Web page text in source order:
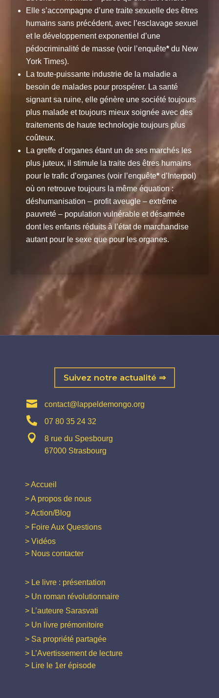
Elle s’accompagne d’une traite sexuelle des êtres
humains sans précédent, avec l’esclavage sexuel
et le développement exponentiel d’une
pédocriminalité de masse (voir l’enquête* du New
York Times).
La toute-puissante industrie de la maladie a
besoin de malades pour prospérer. La santé
signant sa ruine, elle génère une société toujours
plus malade et toujours mieux soignée avec des
traitements de haute technologie toujours plus
coûteux.
La greffe d’organes étant un de ses marchés les
plus juteux, il stimule la traite des êtres humains
pour le trafic d’organes (voir l’enquête*d’Interpol)
où on retrouve toujours la même équation :
déshumanisation – profit aveugle – extrême
pauvreté – population vulnérable et désarmée
dont les enfants réduits à l’état de marchandise
autant pour le sexe que pour les organes.
Suivez notre actualité ⇒
 contact@lappeldemongo.org
 07 80 35 24 32

8 rue du Spesbourg
67000 Strasbourg
> Accueil
> A propos de nous
> Action/Blog
> Foire Aux Questions
> Vidéos
> Nous contacter
> Le livre : présentation
> Un roman révolutionnaire
> L’auteure Sarasvati
> Un livre prémonitoire
> Sa propriété partagée
> L’Avertissement de lecture
> Lire le 1er épisode